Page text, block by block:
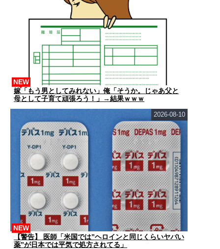
嫁「もう男としてみれない」俺「そうか。じゃあ父と
母として子育て頑張ろう！」→結果ｗｗｗ
NEW
【警告】 医師「米国では”ヘロインと同じくらいヤバい
薬”が日本では平気で処方されてる」
NEW
2026-08-10